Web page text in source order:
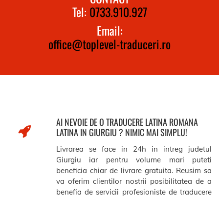
Tel: 0733.910.927
Email:
office@toplevel-traduceri.ro
AI NEVOIE DE O TRADUCERE LATINA ROMANA
LATINA IN GIURGIU ? NIMIC MAI SIMPLU!
Livrarea se face in 24h in intreg judetul
Giurgiu iar pentru volume mari puteti
beneficia chiar de livrare gratuita. Reusim sa
va oferim clientilor nostrii posibilitatea de a
benefia de servicii profesioniste de traducere